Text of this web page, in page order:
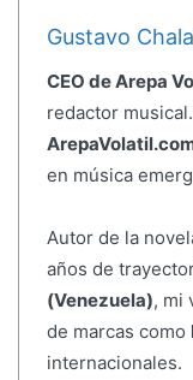
Gustavo
CEO de Arepa
redactor
en música
Autor de la
años de
(Venezuela), mi
de marcas como
internacionales.